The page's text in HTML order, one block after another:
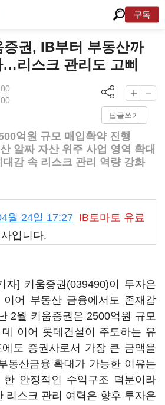
구독
권, IB부터 부동산까
리스크 관리도 고삐
답글쓰기
억원 규모 매입확약 진행
알짜 자산 위주 사업 영역 확대
감 속 리스크 관리 역량 강화
월 24일 17:27 IB토마토 유료
입니다.
자] 키움증권(039490)이 투자은
어 부동산 금융에서도 존재감
2월 키움증권은 2500억원 규모
이어 롯데건설이 주도하는 유
도 증권사로서 가장 큰 금액을
동산금융 확대가 가능한 이유는
한 안정적인 수익구조 덕분이라
리스크 관리 여력은 향후 투자은